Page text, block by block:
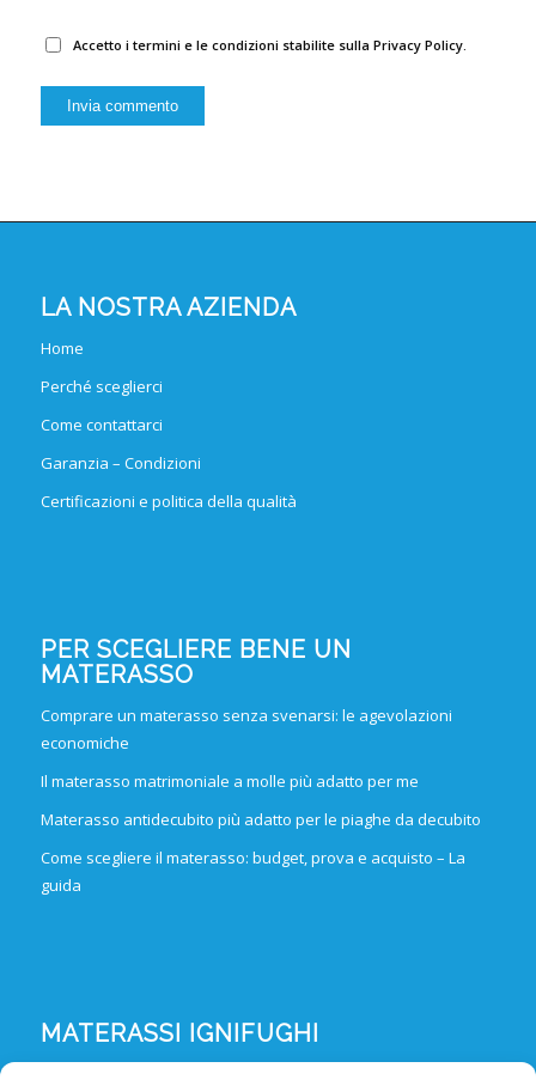
Accetto i termini e le condizioni stabilite sulla Privacy Policy.
LA NOSTRA AZIENDA
Home
Perché sceglierci
Come contattarci
Garanzia – Condizioni
Certificazioni e politica della qualità
PER SCEGLIERE BENE UN
MATERASSO
Comprare un materasso senza svenarsi: le agevolazioni
economiche
Il materasso matrimoniale a molle più adatto per me
Materasso antidecubito più adatto per le piaghe da decubito
Come scegliere il materasso: budget, prova e acquisto – La
guida
MATERASSI IGNIFUGHI